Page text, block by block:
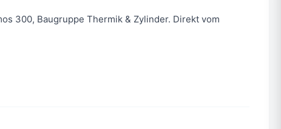
300, Baugruppe Thermik & Zylinder. Direkt vom